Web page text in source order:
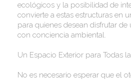
ecológicos y la posibilidad de
convierte a estas estructuras en
para quienes desean disfrutar de
con conciencia ambiental.
Un Espacio Exterior para Todas
No es necesario esperar que el